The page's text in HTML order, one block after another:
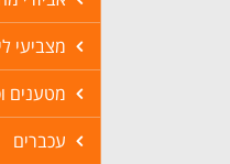
מצביעי
מטענים
עכברים